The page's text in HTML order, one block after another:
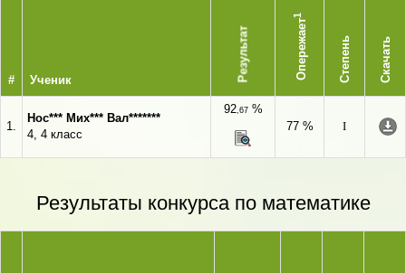
# Ученик Результат Опережает
1
Степень Скачать
1.
Нос*** Мих*** Вал*******
4, 4 класс
92,67%
77 %
I
Результаты конкурса по математике